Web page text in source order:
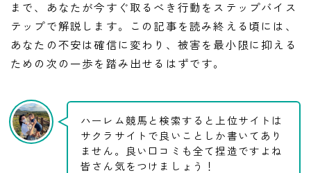
まで、あなたが今すぐ取るべき行動をステップバイス
テップで解説します。この記事を読み終える頃には、
あなたの不安は確信に変わり、被害を最小限に抑える
ための次の一歩を踏み出せるはずです。
ハーレム競馬と検索すると上位サイトは
サクラサイトで良いことしか書いてあり
ません。良い口コミも全て捏造ですよね
皆さん気をつけましょう！